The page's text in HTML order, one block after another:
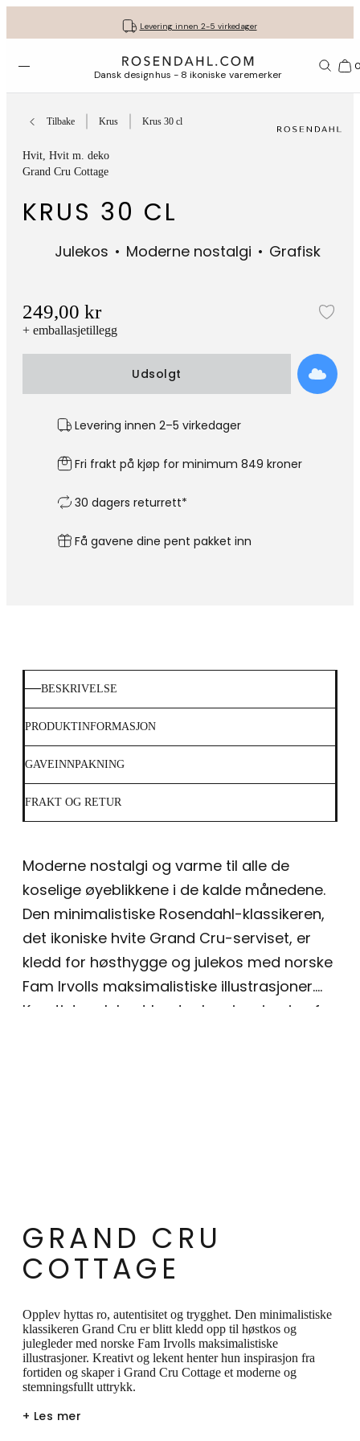
Levering innen 2-5 virkedager
Fri frakt på kjøp for minimum 849 kr.
30 dagers returrett
Få gavene dine pent pakket inn
Åpne menyen Dansk designhus - 8 ikoniske varemerker 1156
Tilbake Krus Krus 30 cl
Hvit, Hvit m. deko
Grand Cru Cottage
KRUS 30 CL
Julekos Moderne nostalgi Grafisk
249,00 kr
+ emballasjetillegg
Udsolgt
Levering innen 2–5 virkedager
Fri frakt på kjøp for minimum 849 kroner
30 dagers returrett*
Få gavene dine pent pakket inn
BESKRIVELSE
PRODUKTINFORMASJON
GAVEINNPAKNING
FRAKT OG RETUR
Moderne nostalgi og varme til alle de
koselige øyeblikkene i de kalde månedene.
Den minimalistiske Rosendahl-klassikeren,
det ikoniske hvite Grand Cru-serviset, er
kledd for høsthygge og julekos med norske
Fam Irvolls maksimalistiske illustrasjoner.
Kreativt og lekent henter hun inspirasjon fra
og Grand Cru Cottage-seriens to krus med
et volum på 29 cl er perfekte til kakao,
gløgg, julete eller kaffe. På dette kruset kan
ranke som snor seg hele veien rundt
koppen, mens de andre krusene i serien har
en ganske enkel dekor. Grunnelementene i
Grand Cru Cottage er blader og grener,
bær, kristtorn, fugler, honninghjerter,
GRAND CRU
COTTAGE
Opplev hyttas ro, autentisitet og trygghet. Den minimalistiske
klassikeren Grand Cru er blitt kledd opp til høstkos og
julegleder med norske Fam Irvolls maksimalistiske
illustrasjoner. Kreativt og lekent henter hun inspirasjon fra
fortiden og skaper i Grand Cru Cottage et moderne og
stemningsfullt uttrykk.
+ Les mer